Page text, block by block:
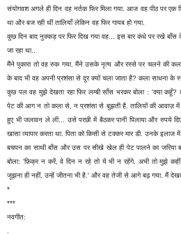
संयोगवश अगले ही दिन वह नर्तक फिर मिला गया. आज वह पीठ पर एक
था और बज रही थीं तालियाँ लेकिन वह फिर गायब हो गया.
कुछ दिन बाद नुक्कड़ पर फिर दिख गया वह... इस बार कंधे पर रखे
जा रहा था..
मैंने पुकारा तो वह रुक गया. मैंने उसके नृत्य और रस्से पर चलने की कला
के बाद भी वह अपनी प्रशंसा से दूर क्यों चला जाता है? कला साधना के
कुछ पल वह मुझे देखता रहा फिर लम्बी साँस भरकर बोला : 'क्या कहूँ?
पेट की आग न तो कला से, न प्रशंसा से बुझती है. तालियों की आवाज़
हुए भी जलावन ले ली... उसे परछी में बैठकर पानी पिलाया और रुपये
खासा व्यापार करता था. पिता को किसी से टक्कर मार डी. उनके इलाज
बचपन का साथी बाँस और उस पर सीखे खेल ही पेट पालने का जरिया
बोला: 'फ़िक्र न करें, वे दिन न रहे तो ये भी न रहेंगे. अभी तो मुझे
जूझना ही नहीं, उन्हें जीतना भी है.' और वह तेजी से आगे बढ़ गया. मैं
*
***
नवगीत: